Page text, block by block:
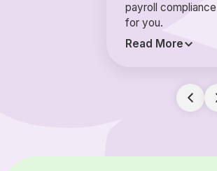
payroll
for you.
Read More